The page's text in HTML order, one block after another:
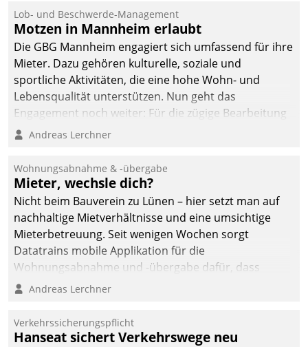
Ressort Kapitalanlage für
künftige Aufgaben und
Herausforderungen
gerüstet.
Lob- und Beschwerde-Management
Motzen in Mannheim erlaubt
Die GBG Mannheim engagiert sich umfassend für ihre
Mieter. Dazu gehören kulturelle, soziale und
sportliche Aktivitäten, die eine hohe Wohn- und
Lebensqualität unterstützen. Nun geht das
Engagement noch weiter: Für die zügige Bearbeitung
von Beschwerden – oder Lob – richtet das
und Beschwerde-Management einen eigenen Kanal
ein.
Andreas Lerchner
Wohnungsabnahme & -übergabe
Mieter, wechsle dich?
Nicht beim Bauverein zu Lünen – hier setzt man auf
nachhaltige Mietverhältnisse und eine umsichtige
Mieterbetreuung. Seit wenigen Wochen sorgt
Datatrains mobile Applikation für die
Wohnungsabnahme und -übergabe dafür, dass
Mieter wohlgeordnet kommen und, so es sein muss,
Andreas Lerchner
Verkehrssicherungspflicht
Hanseat sichert Verkehrswege neu